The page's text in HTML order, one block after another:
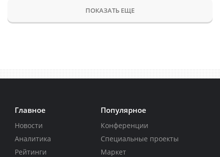
ПОКАЗАТЬ ЕЩЕ
Главное
Новости
Аналитика
Рейтинги
Популярное
Конференции
Специальные проекты
Маркет